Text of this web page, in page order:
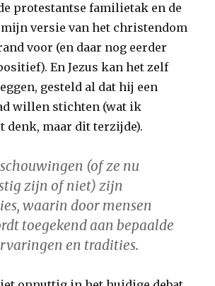
protestantse familietak en de
versie van het christendom
voor (en daar nog eerder
En Jezus kan het zelf
gesteld al dat hij een
willen stichten (wat ik
denk, maar dit terzijde).
(of ze nu
zijn of niet) zijn
waarin door mensen
toegekend aan bepaalde
en tradities.